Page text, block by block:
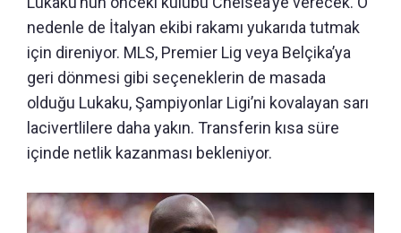
nedenle de İtalyan ekibi rakamı yukarıda tutmak
için direniyor. MLS, Premier Lig veya Belçika’ya
geri dönmesi gibi seçeneklerin de masada
olduğu Lukaku, Şampiyonlar Ligi’ni kovalayan sarı
lacivertlilere daha yakın. Transferin kısa süre
içinde netlik kazanması bekleniyor.